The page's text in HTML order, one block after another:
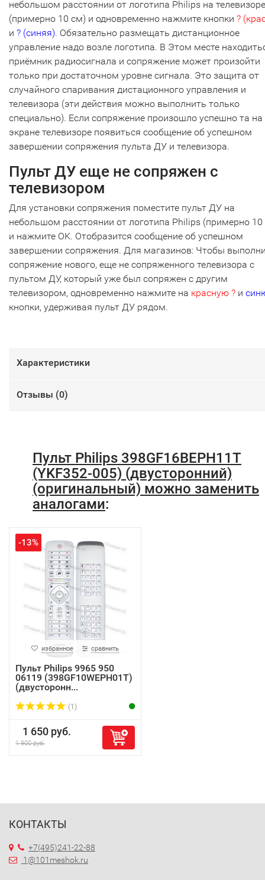
небольшом расстоянии от логотипа Philips на телевизоре
(примерно 10 см) и одновременно нажмите кнопки ?
и ? (синяя). Обязательно размещать дистанционное
управление надо возле логотипа. В Этом месте
приёмник радиосигнала и сопряжение может произойти
только при достаточном уровне сигнала. Это защита от
случайного спаривания дистационного управления и
телевизора (эти действия можно выполнить только
специально). Если сопряжение произошло успешно та на
экране телевизоре появиться сообщение об успешном
завершении сопряжения пульта ДУ и телевизора.
Пульт ДУ еще не сопряжен с
телевизором
Для установки сопряжения поместите пульт ДУ на
небольшом расстоянии от логотипа Philips (примерно
и нажмите OK. Отобразится сообщение об успешном
завершении сопряжения. Для магазинов: Чтобы
сопряжение нового, еще не сопряженного телевизора с
пультом ДУ, который уже был сопряжен с другим
телевизором, одновременно нажмите на красную ? и
кнопки, удерживая пульт ДУ рядом.
Характеристики
Отзывы (0)
Пульт Philips 398GF16BEPH11T
(YKF352-005) (двусторонний)
(оригинальный) можно заменить
аналогами:
-13%
избранное сравнить
Пульт Philips 9965 950
06119 (398GF10WEPH01T)
(двусторонн...
(1)
1 650 руб.
1 900 руб.
КОНТАКТЫ
+7(495)241-22-88
1@101meshok.ru